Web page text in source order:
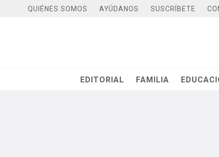
QUIÉNES SOMOS AYÚDANOS SUSCRÍBETE
EDITORIAL FAMILIA